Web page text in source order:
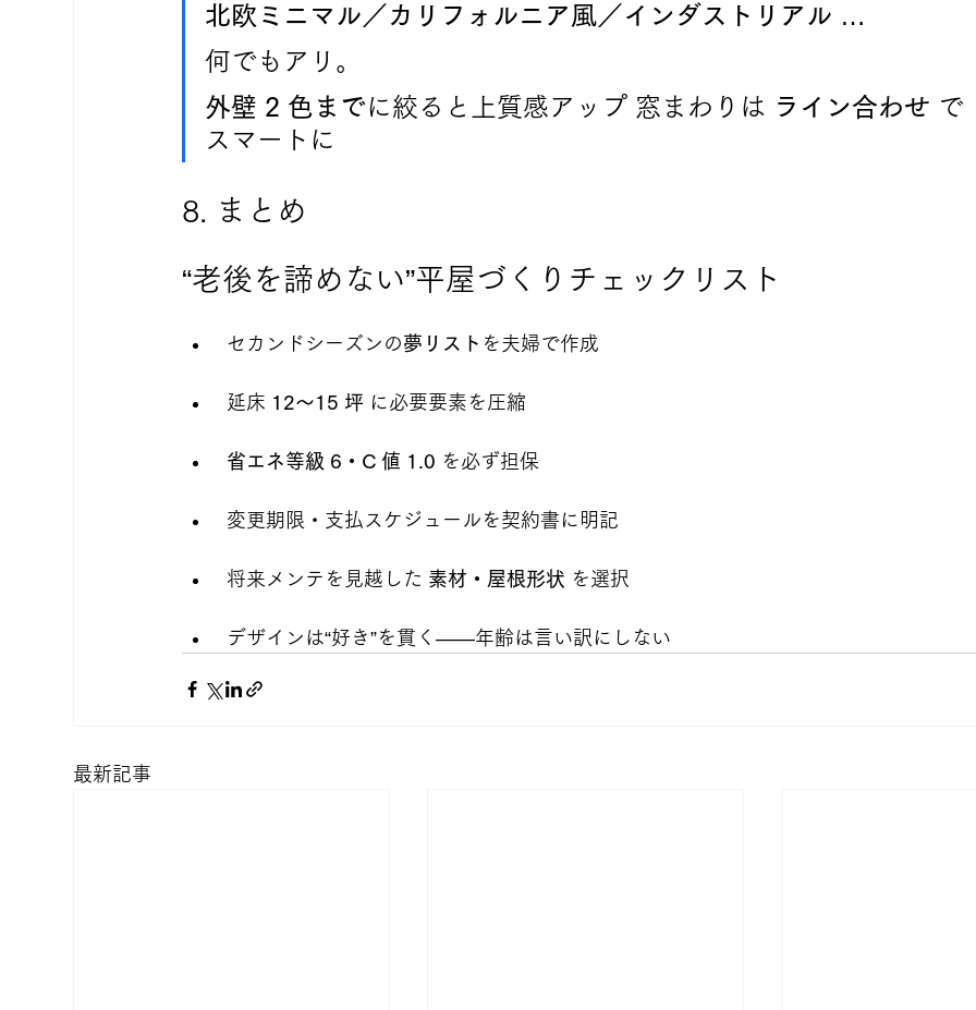
北欧ミニマル／カリフォルニア風／インダストリアル …
何でもアリ。
外壁 2 色までに絞ると上質感アップ 窓まわりは ライン合わせ で
スマートに
8. まとめ
“老後を諦めない”平屋づくりチェックリスト
セカンドシーズンの夢リスト を夫婦で作成
延床 12〜15 坪 に必要要素を圧縮
省エネ等級 6・C 値 1.0 を必ず担保
変更期限・支払スケジュールを契約書に明記
将来メンテを見越した 素材・屋根形状 を選択
デザインは“好き”を貫く——年齢は言い訳にしない
最新記事